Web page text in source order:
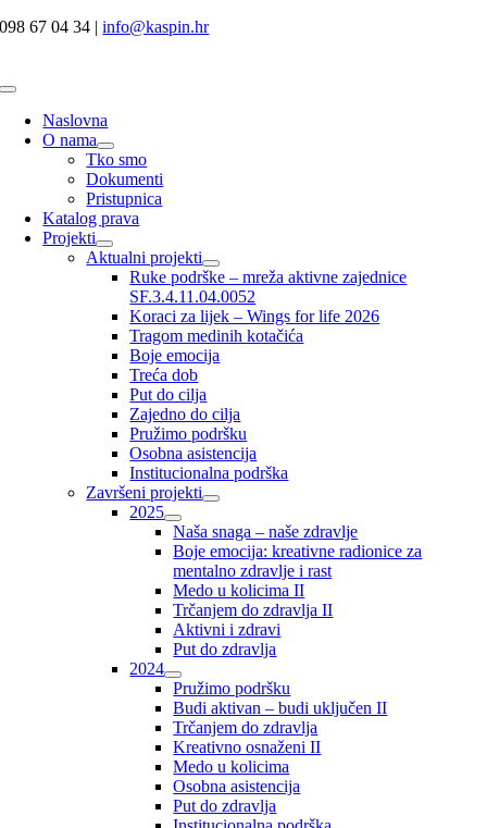
Skip
098 67 04 34 |info@kaspin.hr
Toggle
NavigationNaslovna
O nama
Tko smo
Dokumenti
Pristupnica
Katalog prava
Projekti
Aktualni projekti
Ruke podrške – mreža aktivne zajednice
SF.3.4.11.04.0052
Koraci za lijek – Wings for life 2026
Tragom medinih kotačića
Boje emocija
Treća dob
Put do cilja
Zajedno do cilja
Pružimo podršku
Osobna asistencija
Institucionalna podrška
Završeni projekti
2025
Naša snaga – naše zdravlje
Boje emocija: kreativne radionice za
mentalno zdravlje i rast
Medo u kolicima II
Trčanjem do zdravlja II
Aktivni i zdravi
Put do zdravlja
2024
Pružimo podršku
Budi aktivan – budi uključen II
Trčanjem do zdravlja
Kreativno osnaženi II
Medo u kolicima
Osobna asistencija
Put do zdravlja